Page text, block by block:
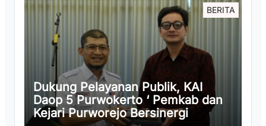
BERITA
Dukung Pelayanan Publik, KAI
Daop 5 Purwokerto ‘ Pemkab dan
Kejari Purworejo Bersinergi